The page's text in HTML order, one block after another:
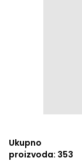
Ukupno
proizvoda: 353